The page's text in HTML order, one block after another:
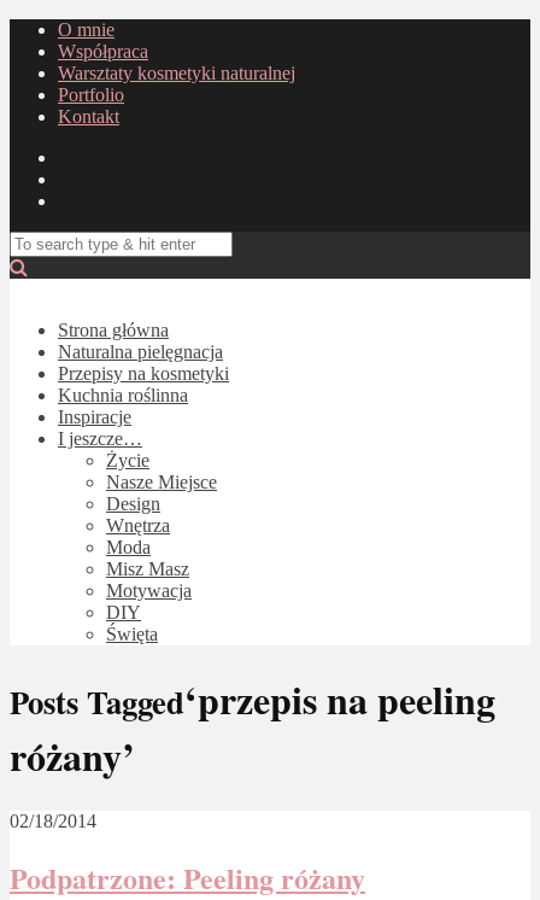
O mnie
Współpraca
Warsztaty kosmetyki naturalnej
Portfolio
Kontakt
Strona główna
Naturalna pielęgnacja
Przepisy na kosmetyki
Kuchnia roślinna
Inspiracje
I jeszcze…
Życie
Nasze Miejsce
Design
Wnętrza
Moda
Misz Masz
Motywacja
DIY
Święta
Posts Tagged‘przepis na peeling
różany’
02/18/2014
Podpatrzone: Peeling różany